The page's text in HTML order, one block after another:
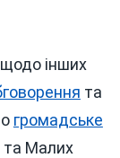
щодо інших
та
громадське
та Малих